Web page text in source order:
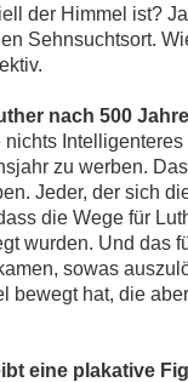
der Himmel ist?
Sehnsuchtsort.
nach 500
nichts
zu werben.
Jeder, der sich
die Wege für
wurden. Und das
sowas
bewegt hat, die
eine plakative